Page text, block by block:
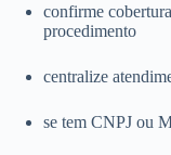
confirme
procedimento
centralize
se tem CNPJ ou